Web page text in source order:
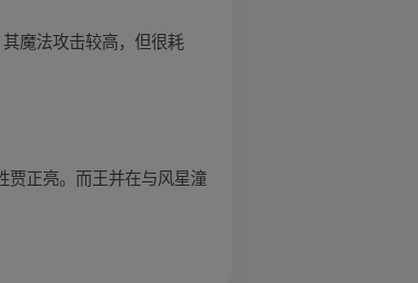
魔法攻击较高，但很耗
贾正亮。而王并在与风星潼